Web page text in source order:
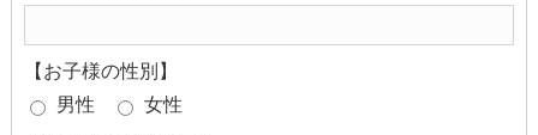
【お子様の性別】
男性
女性